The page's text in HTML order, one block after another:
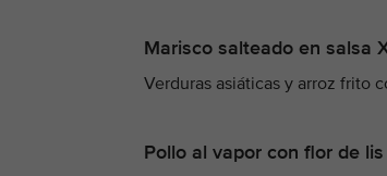
Marisco salteado en salsa
Verduras asiáticas y arroz frito
Pollo al vapor con flor de